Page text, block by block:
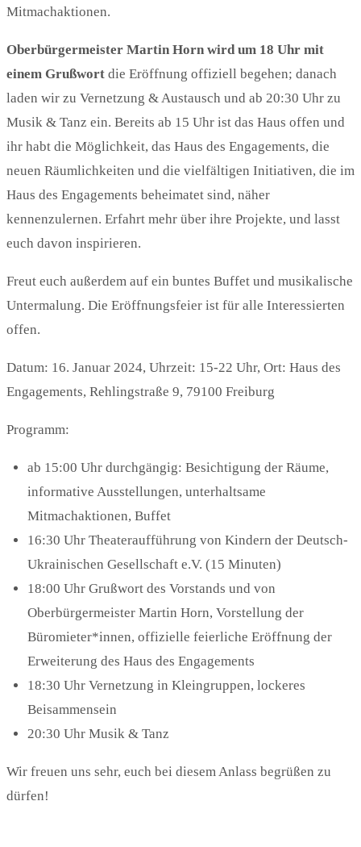
Mitmachaktionen.
Oberbürgermeister Martin Horn wird um 18 Uhr mit
einem Grußwort die Eröffnung offiziell begehen; danach
laden wir zu Vernetzung & Austausch und ab 20:30 Uhr zu
Musik & Tanz ein. Bereits ab 15 Uhr ist das Haus offen und
ihr habt die Möglichkeit, das Haus des Engagements, die
neuen Räumlichkeiten und die vielfältigen Initiativen, die im
Haus des Engagements beheimatet sind, näher
kennenzulernen. Erfahrt mehr über ihre Projekte, und lasst
euch davon inspirieren.
Freut euch außerdem auf ein buntes Buffet und musikalische
Untermalung. Die Eröffnungsfeier ist für alle Interessierten
offen.
Datum: 16. Januar 2024, Uhrzeit: 15-22 Uhr, Ort: Haus des
Engagements, Rehlingstraße 9, 79100 Freiburg
Programm:
ab 15:00 Uhr durchgängig: Besichtigung der Räume,
informative Ausstellungen, unterhaltsame
Mitmachaktionen, Buffet
16:30 Uhr Theateraufführung von Kindern der Deutsch-
Ukrainischen Gesellschaft e.V. (15 Minuten)
18:00 Uhr Grußwort des Vorstands und von
Oberbürgermeister Martin Horn, Vorstellung der
Büromieter*innen, offizielle feierliche Eröffnung der
Erweiterung des Haus des Engagements
18:30 Uhr Vernetzung in Kleingruppen, lockeres
Beisammensein
20:30 Uhr Musik & Tanz
Wir freuen uns sehr, euch bei diesem Anlass begrüßen zu
dürfen!